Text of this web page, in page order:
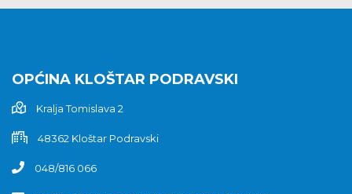
OPĆINA KLOŠTAR PODRAVSKI
Kralja Tomislava 2
48362 Kloštar Podravski
048/816 066